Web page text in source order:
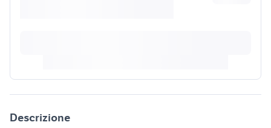
Descrizione